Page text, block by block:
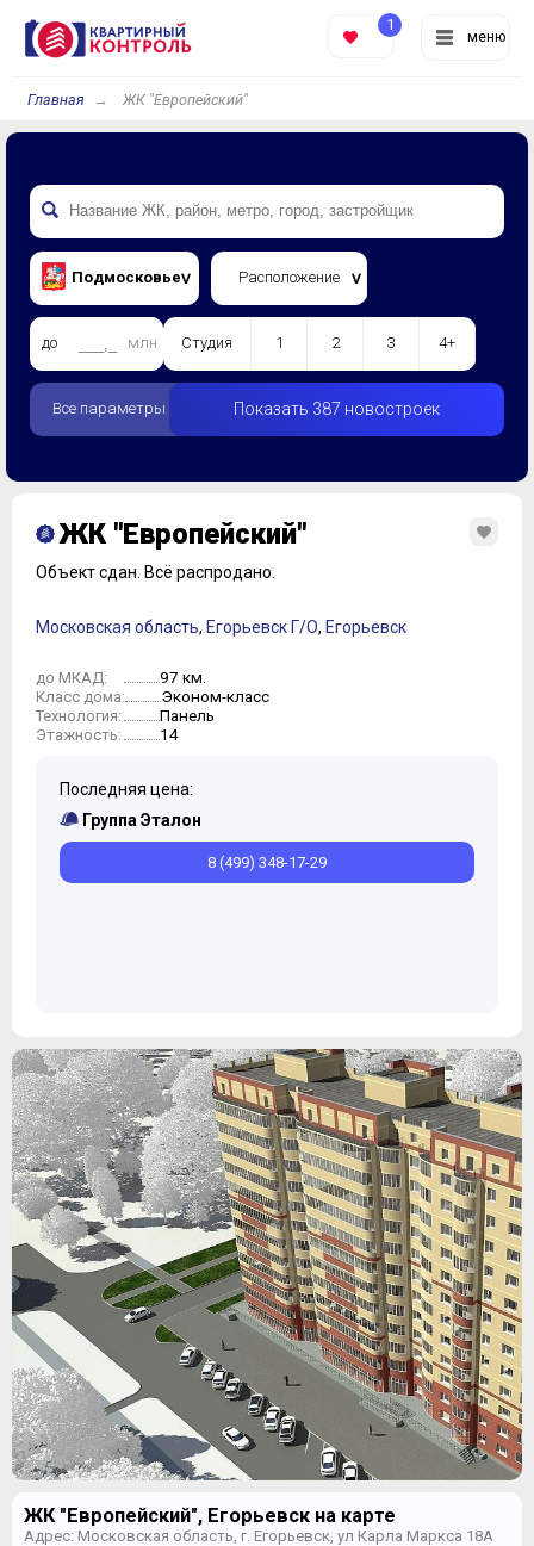
меню
1
Главная ЖК "Европейский"
Подмосковье Расположение
до млн. Студия 1 2 3 4+
Все параметры Показать 387 новостроек
ЖК "Европейский"
Объект сдан. Всё распродано.
Московская область, Егорьевск Г/О, Егорьевск
до МКАД: 97 км.
Класс дома: Эконом-класс
Технология: Панель
Этажность: 14
Последняя цена:
Группа Эталон
8 (499) 348-17-29
ЖК "Европейский", Егорьевск на карте
Адрес: Московская область, г. Егорьевск, ул Карла Маркса 18А